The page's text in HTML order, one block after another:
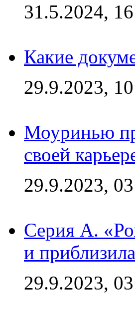
31.5.2024,
Какие
29.9.2023,
Моуринью
своей
29.9.2023,
Серия А.
и
29.9.2023,